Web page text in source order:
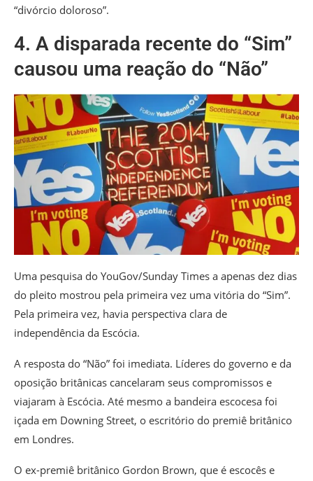
“divórcio doloroso”.
4. A disparada recente do “Sim”
causou uma reação do “Não”
Uma pesquisa do YouGov/Sunday Times a apenas dez dias
do pleito mostrou pela primeira vez uma vitória do “Sim”.
Pela primeira vez, havia perspectiva clara de
independência da Escócia.
A resposta do “Não” foi imediata. Líderes do governo e da
oposição britânicas cancelaram seus compromissos e
viajaram à Escócia. Até mesmo a bandeira escocesa foi
içada em Downing Street, o escritório do premiê britânico
em Londres.
O ex-premiê britânico Gordon Brown, que é escocês e